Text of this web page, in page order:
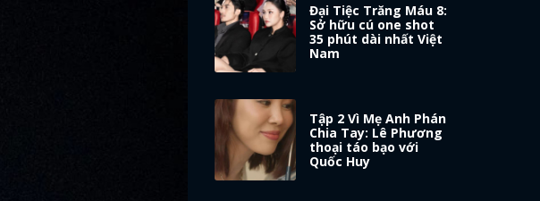
Đại Tiệc Trăng Máu 8:
Sở hữu cú one shot
35 phút dài nhất Việt
Nam
Tập 2 Vì Mẹ Anh Phán
Chia Tay: Lê Phương
thoại táo bạo với
Quốc Huy